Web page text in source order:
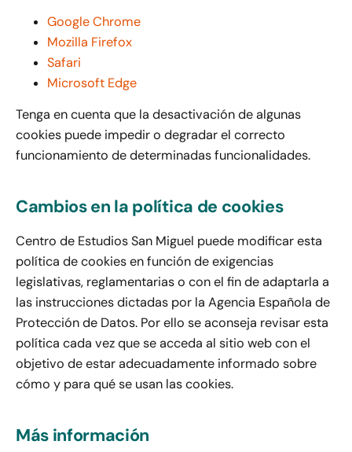
Google Chrome
Mozilla Firefox
Safari
Microsoft Edge
Tenga en cuenta que la desactivación de algunas
cookies puede impedir o degradar el correcto
funcionamiento de determinadas funcionalidades.
Cambios en la política de cookies
Centro de Estudios San Miguel puede modificar esta
política de cookies en función de exigencias
legislativas, reglamentarias o con el fin de adaptarla a
las instrucciones dictadas por la Agencia Española de
Protección de Datos. Por ello se aconseja revisar esta
política cada vez que se acceda al sitio web con el
objetivo de estar adecuadamente informado sobre
cómo y para qué se usan las cookies.
Más información